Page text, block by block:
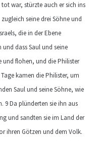
war, stürzte auch er sich ins
seine drei Söhne und
die in der Ebene
dass Saul und seine
und flohen, und die Philister
kamen die Philister, um
Saul und seine Söhne, wie
9 Da plünderten sie ihn aus
und sandten sie im Land der
ihren Götzen und dem Volk.